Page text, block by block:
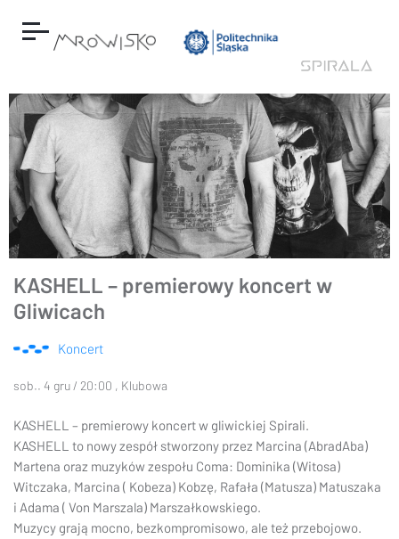
KASHELL – premierowy koncert w
Gliwicach
Koncert
sob.. 4 gru / 20:00 , Klubowa
KASHELL – premierowy koncert w gliwickiej Spirali.
KASHELL to nowy zespół stworzony przez Marcina (AbradAba)
Martena oraz muzyków zespołu Coma: Dominika (Witosa)
Witczaka, Marcina ( Kobeza) Kobzę, Rafała (Matusza) Matuszaka
i Adama ( Von Marszala) Marszałkowskiego.
Muzycy grają mocno, bezkompromisowo, ale też przebojowo.